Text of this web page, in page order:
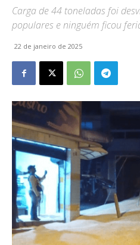
Carga de 44 toneladas foi
populares e ninguém ficou
22 de janeiro de 2025